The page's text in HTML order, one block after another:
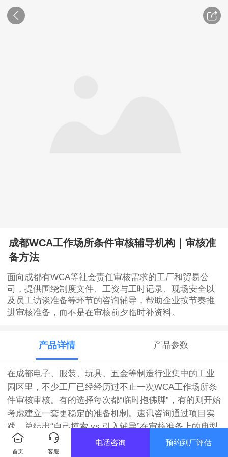
成都WCA工作场所条件审核辅导机构｜审核准
备方法
面向成都有WCA等社会责任审核需求的工厂和贸易公
司，提供围绕制度文件、工资与工时记录、现场安全以
及员工访谈准备等环节的咨询辅导，帮助企业按节奏推
进审核准备，而不是在审核前夕临时补资料。
产品详情 产品参数
在成都电子、服装、玩具、五金等制造行业集中的工业
园区里，不少工厂已经经历过不止一次WCA工作场所条
件审核审核。有的选择每次都“临时抱佛脚”，有的则开始
考虑建立一套更稳定的准备机制。速讯咨询通过项目实
践，总结出“自己摸索 vs 引入辅导”在审核准备上的典型
差异。
首页 客服
电话咨询 预约到厂评估